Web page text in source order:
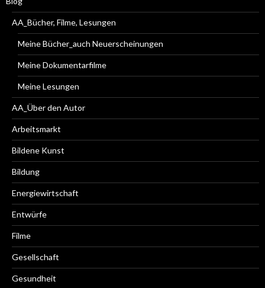
AA_Bücher, Filme, Lesungen
Meine Bücher_auch Neuerscheinungen
Meine Dokumentarfilme
Meine Lesungen
AA_Über den Autor
Arbeitsmarkt
Bildene Kunst
Bildung
Energiewirtschaft
Entwürfe
Filme
Gesellschaft
Gesundheit